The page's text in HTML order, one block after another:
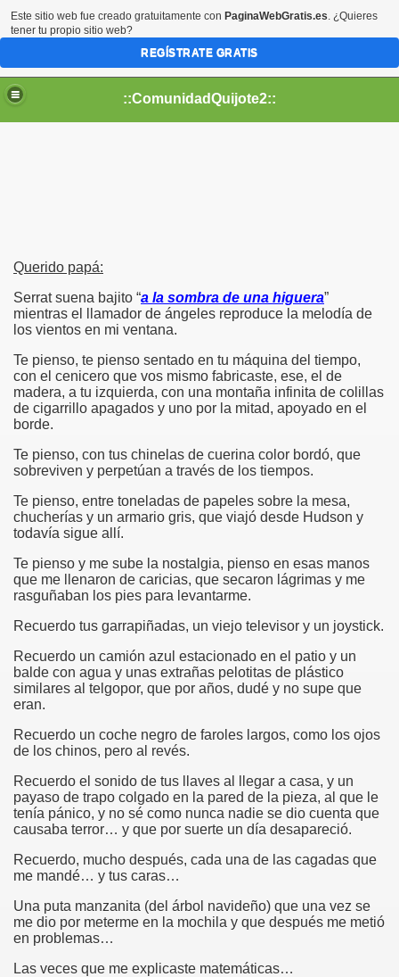
::ComunidadQuijote2::
Querido papá:
Serrat suena bajito “a la sombra de una higuera”
mientras el llamador de ángeles reproduce la melodía de
los vientos en mi ventana.
Te pienso, te pienso sentado en tu máquina del tiempo,
con el cenicero que vos mismo fabricaste, ese, el de
madera, a tu izquierda, con una montaña infinita de colillas
de cigarrillo apagados y uno por la mitad, apoyado en el
borde.
Te pienso, con tus chinelas de cuerina color bordó, que
sobreviven y perpetúan a través de los tiempos.
Te pienso, entre toneladas de papeles sobre la mesa,
chucherías y un armario gris, que viajó desde Hudson y
todavía sigue allí.
Te pienso y me sube la nostalgia, pienso en esas manos
que me llenaron de caricias, que secaron lágrimas y me
rasguñaban los pies para levantarme.
Recuerdo tus garrapiñadas, un viejo televisor y un joystick.
Recuerdo un camión azul estacionado en el patio y un
balde con agua y unas extrañas pelotitas de plástico
similares al telgopor, que por años, dudé y no supe que
eran.
Recuerdo un coche negro de faroles largos, como los ojos
de los chinos, pero al revés.
Recuerdo el sonido de tus llaves al llegar a casa, y un
payaso de trapo colgado en la pared de la pieza, al que le
tenía pánico, y no sé como nunca nadie se dio cuenta que
causaba terror… y que por suerte un día desapareció.
Recuerdo, mucho después, cada una de las cagadas que
me mandé… y tus caras…
Una puta manzanita (del árbol navideño) que una vez se
me dio por meterme en la mochila y que después me metió
en problemas…
Las veces que me explicaste matemáticas…
Este sitio web fue creado gratuitamente con PaginaWebGratis.es. ¿Quieres
tener tu propio sitio web?
REGÍSTRATE GRATIS